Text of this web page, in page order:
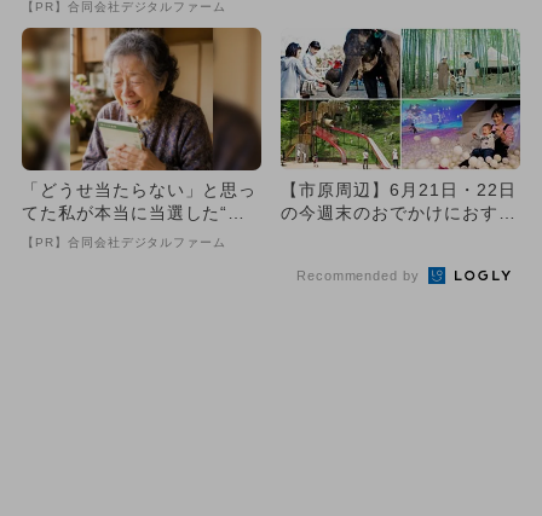
【PR】合同会社デジタルファーム
「どうせ当たらない」と思っ
てた私が本当に当選した“買
い方”がこれ
【PR】合同会社デジタルファーム
【市原周辺】6月21日・22日
の今週末のおでかけにおすす
Recommended by